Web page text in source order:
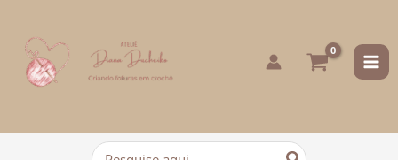
conteúdo
Procurar: